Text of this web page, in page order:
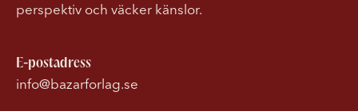
perspektiv och väcker känslor.
E-postadress
info@bazarforlag.se